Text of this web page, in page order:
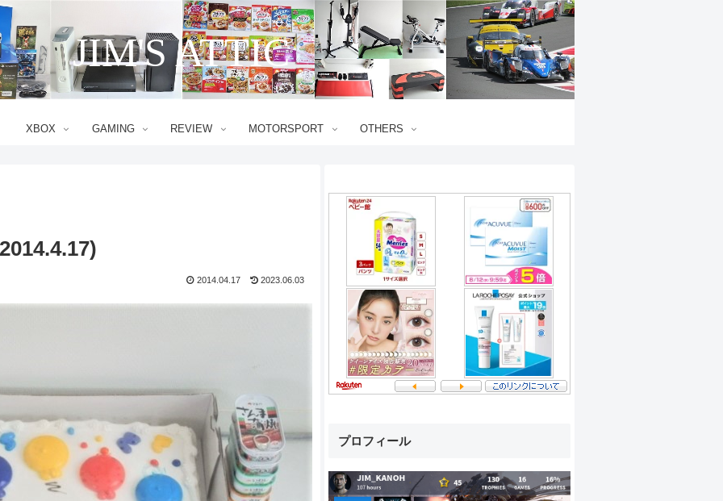
JIM'S ATTIC
XBOX GAMING REVIEW MOTORSPORT OTHERS
2014.04.17 2023.06.03
プロフィール